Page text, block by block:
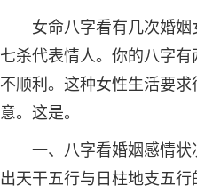
女命八字看有几次婚姻
七杀代表情人。你的八字
不顺利。这种女性生活要
意。这是。
一、八字看婚姻感情
出天干五行与日柱地支五